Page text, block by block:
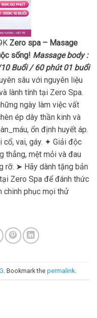
Zero spa – Masage
sống! Massage body :
Buổi / 60 phút 01 buổi
sâu với nguyên liệu
lành tính tại Zero Spa.
ngày làm việc vất
ép dây thần kinh và
ổn định huyết áp.
cổ, vai, gáy. ✦ Giải độc
thẳng, mệt mỏi và đau
rỡ. ➤ Hãy dành tặng bản
Zero Spa để đánh thức
chinh phục mọi thử
. Bookmark the permalink